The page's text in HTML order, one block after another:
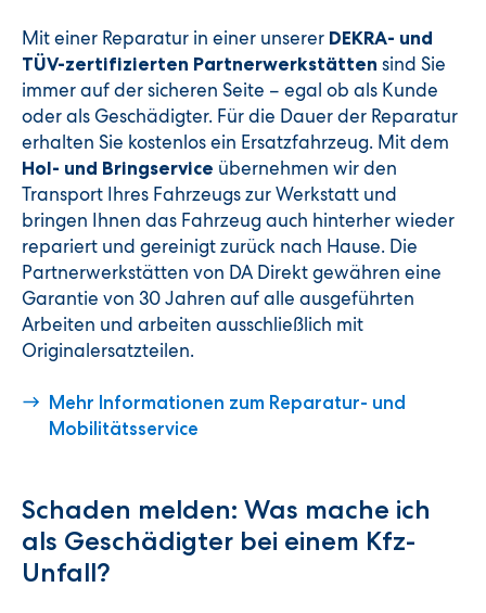
Mit einer Reparatur in einer unserer DEKRA- und
TÜV-zertifizierten Partnerwerkstätten sind Sie
immer auf der sicheren Seite – egal ob als Kunde
oder als Geschädigter. Für die Dauer der Reparatur
erhalten Sie kostenlos ein Ersatzfahrzeug. Mit dem
Hol- und Bringservice übernehmen wir den
Transport Ihres Fahrzeugs zur Werkstatt und
bringen Ihnen das Fahrzeug auch hinterher wieder
repariert und gereinigt zurück nach Hause. Die
Partnerwerkstätten von DA Direkt gewähren eine
Garantie von 30 Jahren auf alle ausgeführten
Arbeiten und arbeiten ausschließlich mit
Originalersatzteilen.
Mehr Informationen zum Reparatur- und
Mobilitätsservice
Schaden melden: Was mache ich
als Geschädigter bei einem Kfz-
Unfall?